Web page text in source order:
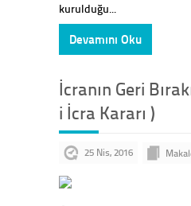
kurulduğu...
Devamını Oku
İcranın Geri
i İcra Kararı )
25 Nis, 2016